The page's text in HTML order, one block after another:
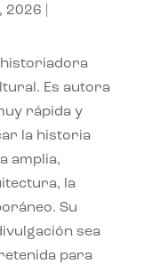
2026
Es autora
rápida y
la historia
amplia,
la
Su
sea
para